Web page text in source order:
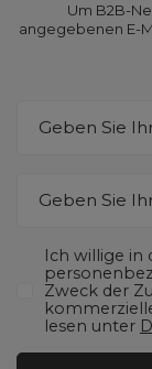
Um B2B-
angegebenen E-
Geben Sie
Geben Sie
Ich willige in
Zweck der
lesen unter